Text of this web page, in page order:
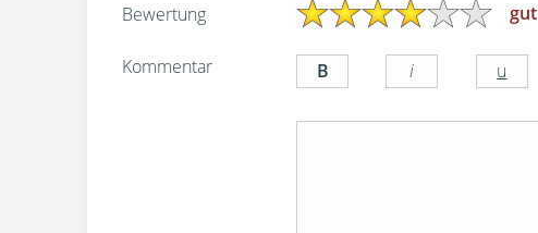
Bewertung gut
Kommentar